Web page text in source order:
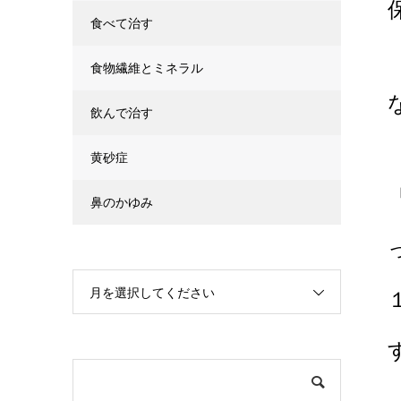
食べて治す
食物繊維とミネラル
飲んで治す
黄砂症
鼻のかゆみ
月を選択してください